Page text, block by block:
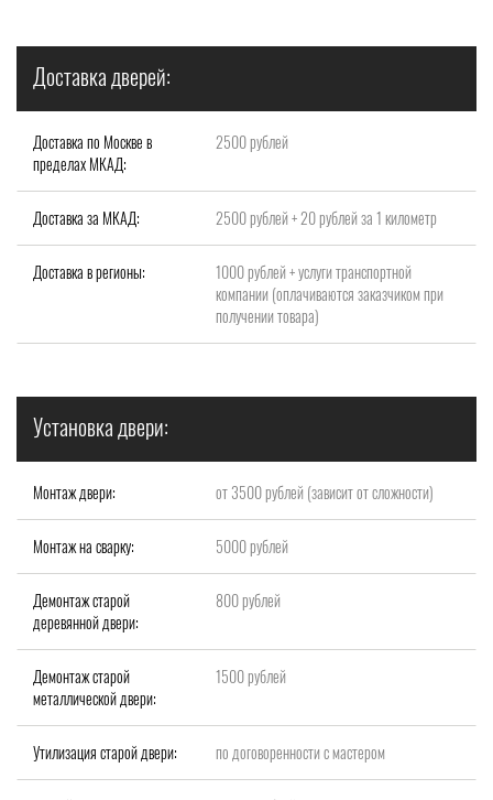
Доставка дверей:
Доставка по Москве в
пределах МКАД:
2500 рублей
Доставка за МКАД: 2500 рублей + 20 рублей за 1 километр
Доставка в регионы:
1000 рублей + услуги транспортной
компании (оплачиваются заказчиком при
получении товара)
Установка двери:
Монтаж двери: от 3500 рублей (зависит от сложности)
Монтаж на сварку: 5000 рублей
Демонтаж старой
деревянной двери:
800 рублей
Демонтаж старой
металлической двери:
1500 рублей
Утилизация старой двери: по договоренности с мастером